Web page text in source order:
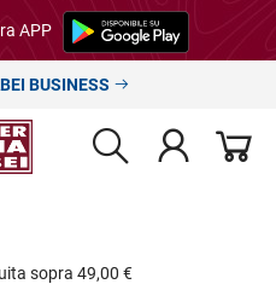
APP
BUSINESS
sopra 49,00 €